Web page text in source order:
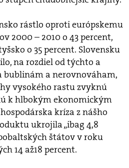
rástlo oproti európskemu
2000 – 2010 o 43 percent,
o 35 percent. Slovensku
na rozdiel od týchto a
bublinám a nerovnováham,
vysokého rastu zvyknú
k hlbokým ekonomickým
kríza z nášho
ukrojila „ibag 4,8
štátov v roku
14 až18 percent.